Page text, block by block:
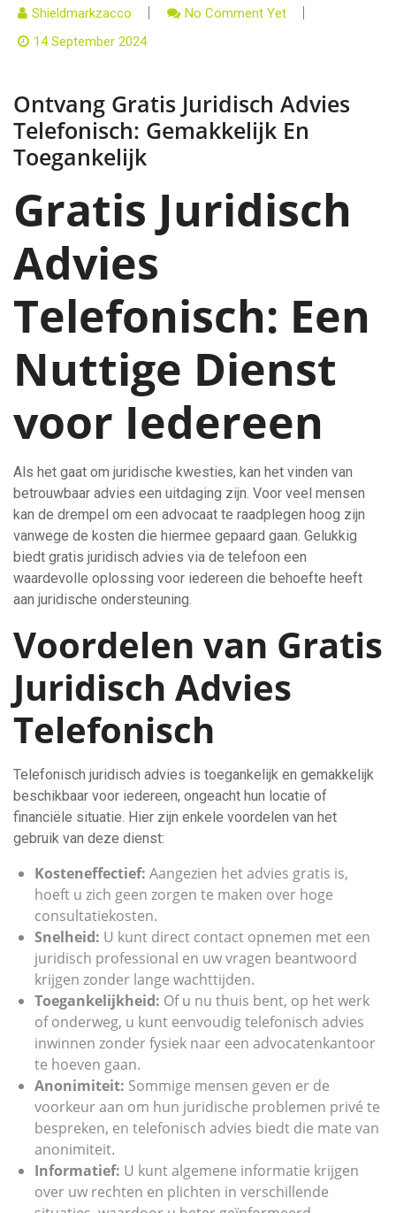
Shieldmarkzacco
No Comment Yet
14 September 2024
Ontvang Gratis Juridisch Advies
Telefonisch: Gemakkelijk En
Toegankelijk
Gratis Juridisch
Advies
Telefonisch: Een
Nuttige Dienst
voor Iedereen
Als het gaat om juridische kwesties, kan het vinden van
betrouwbaar advies een uitdaging zijn. Voor veel mensen
kan de drempel om een advocaat te raadplegen hoog zijn
vanwege de kosten die hiermee gepaard gaan. Gelukkig
biedt gratis juridisch advies via de telefoon een
waardevolle oplossing voor iedereen die behoefte heeft
aan juridische ondersteuning.
Voordelen van Gratis
Juridisch Advies
Telefonisch
Telefonisch juridisch advies is toegankelijk en gemakkelijk
beschikbaar voor iedereen, ongeacht hun locatie of
financiële situatie. Hier zijn enkele voordelen van het
gebruik van deze dienst:
Kosteneffectief: Aangezien het advies gratis is,
hoeft u zich geen zorgen te maken over hoge
consultatiekosten.
Snelheid: U kunt direct contact opnemen met een
juridisch professional en uw vragen beantwoord
krijgen zonder lange wachttijden.
Toegankelijkheid: Of u nu thuis bent, op het werk
of onderweg, u kunt eenvoudig telefonisch advies
inwinnen zonder fysiek naar een advocatenkantoor
te hoeven gaan.
Anonimiteit: Sommige mensen geven er de
voorkeur aan om hun juridische problemen privé te
bespreken, en telefonisch advies biedt die mate van
anonimiteit.
Informatief: U kunt algemene informatie krijgen
over uw rechten en plichten in verschillende